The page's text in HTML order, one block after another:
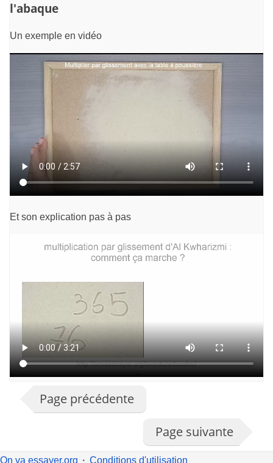
l'abaque
Un exemple en vidéo
Et son explication pas à pas
Page précédente
Page suivante
On va essayer.org Conditions d'utilisation